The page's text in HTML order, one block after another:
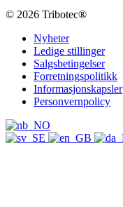
© 2026 Tribotec®
Nyheter
Ledige stillinger
Salgsbetingelser
Forretningspolitikk
Informasjonskapsler
Personvernpolicy